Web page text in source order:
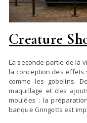
Creature
La seconde partie de la
la conception des effets
comme les gobelins.
maquillage et des
moulées : la
banque Gringotts est